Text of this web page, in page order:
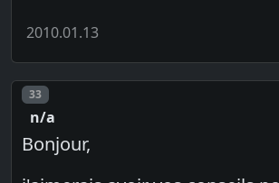
2010.01.13
Post number
33
n/a
Bonjour,